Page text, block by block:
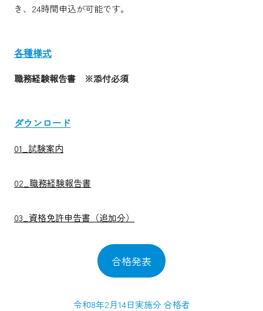
き、24時間申込が可能です。
各種様式
職務経験報告書 ※添付必須
ダウンロード
01_試験案内
02_職務経験報告書
03_資格免許申告書（追加分）
合格発表
令和8年2月14日実施分 合格者